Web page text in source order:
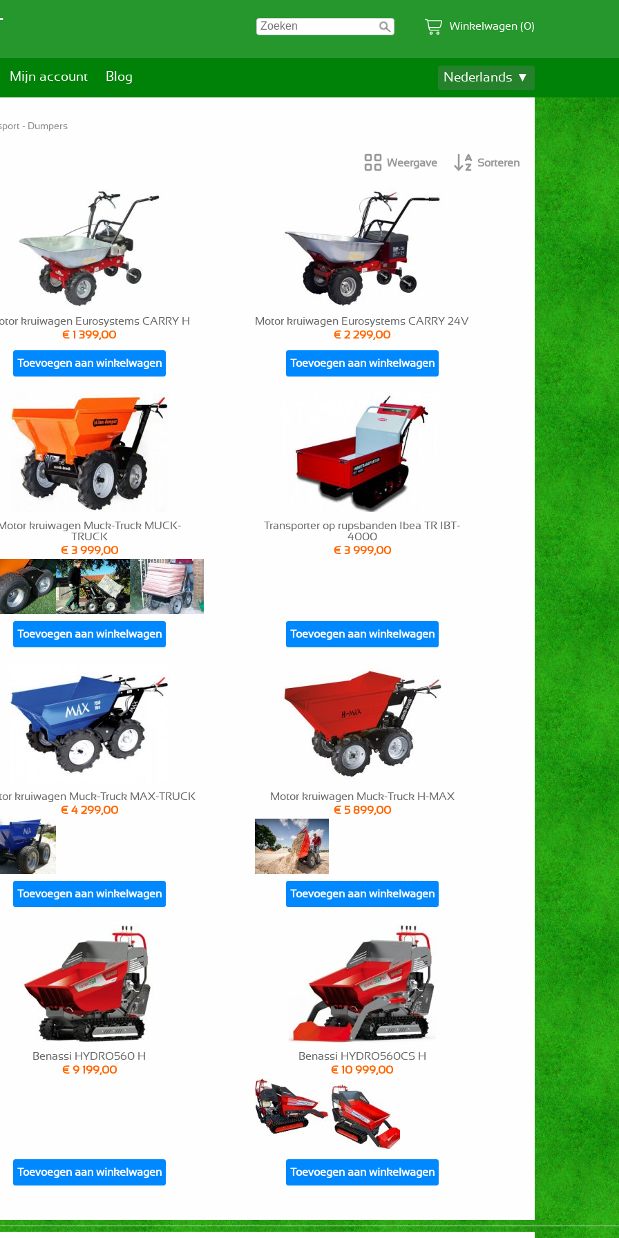
Winkelwagen (0)
Mijn account Blog Nederlands ▼
- Dumpers
Weergave Sorteren
kruiwagen Eurosystems CARRY H
€ 1 399,00
Toevoegen aan winkelwagen
Motor kruiwagen Eurosystems CARRY 24V
€ 2 299,00
Toevoegen aan winkelwagen
kruiwagen Muck-Truck MUCK-
TRUCK
€ 3 999,00
Toevoegen aan winkelwagen
Transporter op rupsbanden Ibea TR IBT-
4000
€ 3 999,00
Toevoegen aan winkelwagen
kruiwagen Muck-Truck MAX-TRUCK
€ 4 299,00
Toevoegen aan winkelwagen
Motor kruiwagen Muck-Truck H-MAX
€ 5 899,00
Toevoegen aan winkelwagen
Benassi HYDRO560 H
€ 9 199,00
Toevoegen aan winkelwagen
Benassi HYDRO560CS H
€ 10 999,00
Toevoegen aan winkelwagen